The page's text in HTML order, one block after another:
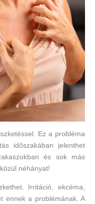
Ez a probléma
időszakában jelenthet
és sok más
néhányat!
Irritáció, ekcéma,
ennek a problémának. A